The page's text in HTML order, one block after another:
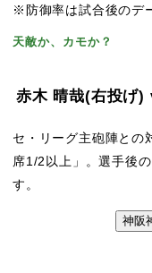
※防御率は試合後のデ
天敵か、カモか？
赤木 晴哉(右投げ)
セ・リーグ主砲陣と
席1/2以上」。選手後
す。
神阪